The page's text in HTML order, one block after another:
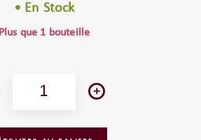
• En Stock
Plus que 1 bouteille